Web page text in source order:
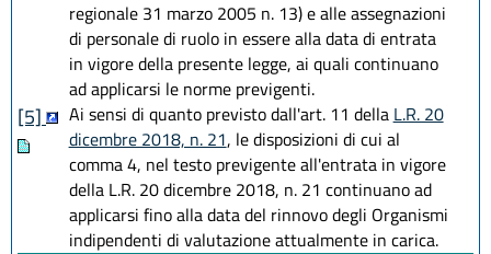
regionale 31 marzo 2005 n. 13) e alle assegnazioni
di personale di ruolo in essere alla data di entrata
in vigore della presente legge, ai quali continuano
ad applicarsi le norme previgenti.
[5] Ai sensi di quanto previsto dall'art. 11 della L.R. 20
dicembre 2018, n. 21, le disposizioni di cui al
comma 4, nel testo previgente all'entrata in vigore
della L.R. 20 dicembre 2018, n. 21 continuano ad
applicarsi fino alla data del rinnovo degli Organismi
indipendenti di valutazione attualmente in carica.